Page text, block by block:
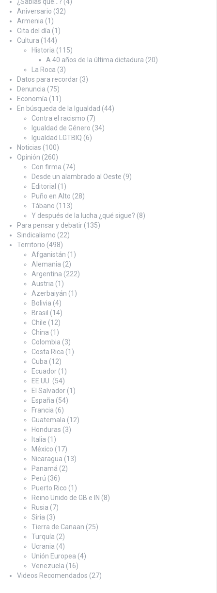
Aniversario (32)
Armenia (1)
Cita del día (1)
Cultura (144)
Historia (115)
A 40 años de la última dictadura (20)
La Roca (3)
Datos para recordar (3)
Denuncia (75)
Economía (11)
En búsqueda de la Igualdad (44)
Contra el racismo (7)
Igualdad de Género (34)
Igualdad LGTBIQ (6)
Noticias (100)
Opinión (260)
Con firma (74)
Desde un alambrado al Oeste (9)
Editorial (1)
Puño en Alto (28)
Tábano (113)
Y después de la lucha ¿qué sigue? (8)
Para pensar y debatir (135)
Sindicalismo (22)
Territorio (498)
Afganistán (1)
Alemania (2)
Argentina (222)
Austria (1)
Azerbaiyán (1)
Bolivia (4)
Brasil (14)
Chile (12)
China (1)
Colombia (3)
Costa Rica (1)
Cuba (12)
Ecuador (1)
EE.UU. (54)
El Salvador (1)
España (54)
Francia (6)
Guatemala (12)
Honduras (3)
Italia (1)
México (17)
Nicaragua (13)
Panamá (2)
Perú (36)
Puerto Rico (1)
Reino Unido de GB e IN (8)
Rusia (7)
Siria (3)
Tierra de Canaan (25)
Turquía (2)
Ucrania (4)
Unión Europea (4)
Venezuela (16)
Videos Recomendados (27)